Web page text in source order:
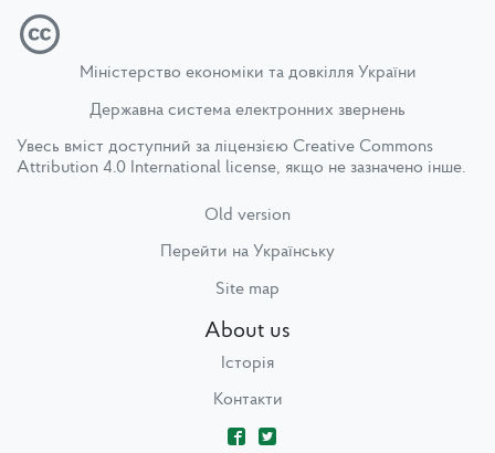
Міністерство економіки та довкілля України
Державна система електронних звернень
Увесь вміст доступний за ліцензією Creative Commons
Attribution 4.0 International license, якщо не зазначено інше.
Old version
Перейти на Українську
Site map
About us
Історія
Контакти